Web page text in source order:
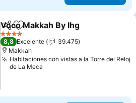
CompartirAgregar a favoritos
Voco Makkah By Ihg
4 Estrellas
8,8 Excelente
39.475
Makkah
Habitaciones con vistas a la Torre del Reloj
de La Meca